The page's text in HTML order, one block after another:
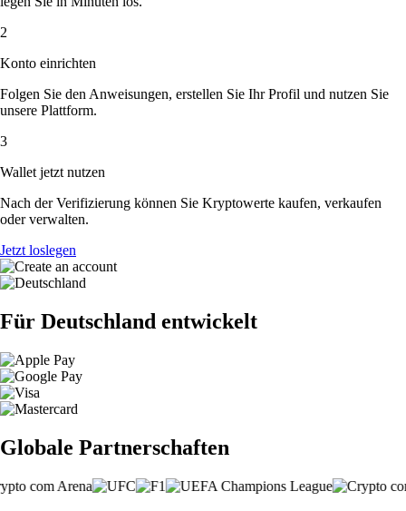
2
Konto einrichten
Folgen Sie den Anweisungen, erstellen Sie Ihr Profil und nutzen Sie
unsere Plattform.
3
Wallet jetzt nutzen
Nach der Verifizierung können Sie Kryptowerte kaufen, verkaufen
oder verwalten.
Jetzt loslegen
Für Deutschland entwickelt
Globale Partnerschaften